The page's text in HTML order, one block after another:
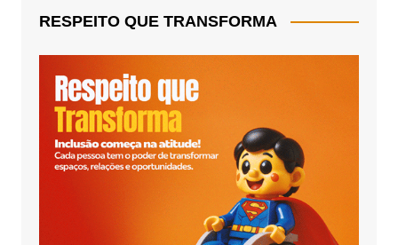
RESPEITO QUE TRANSFORMA